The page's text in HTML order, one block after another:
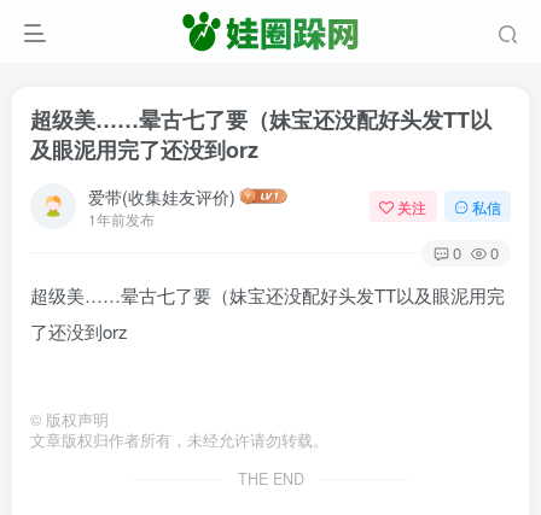
超级美……晕古七了要（妹宝还没配好头发TT以
及眼泥用完了还没到orz
爱带(收集娃友评价)
1年前发布
关注 私信
0 0
超级美……晕古七了要（妹宝还没配好头发TT以及眼泥用完
了还没到orz
© 版权声明
文章版权归作者所有，未经允许请勿转载。
THE END